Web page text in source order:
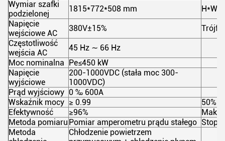
Wymiar szafki
podzielonej
1815*772*508 mm
Napięcie
wejściowe AC
380V±15%
Częstotliwość
wejścia AC
45 Hz ∼ 66 Hz
Moc nominalna Pe≤450 kW
Napięcie
wyjściowe
200-1000VDC (stała moc 300-
1000VDC)
Prąd wyjściowy 0 ‰ 600A
Wskaźnik mocy ≥ 0.99
50%
Efektywność
≥96%
Metoda pomiaru Pomiar amperometru prądu stałego
Metoda
Chłodzenie powietrzem